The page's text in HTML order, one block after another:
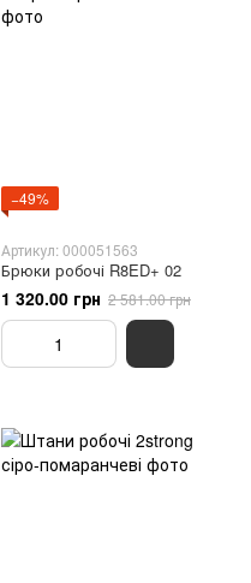
−49%
Артикул: 000051563
Брюки робочі R8ED+ 02
1 320.00 грн 2 581.00 грн